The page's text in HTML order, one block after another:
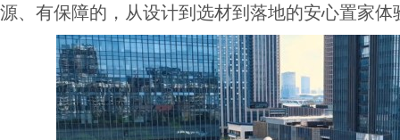
源、有保障的，从设计到选材到落地的安心置家体